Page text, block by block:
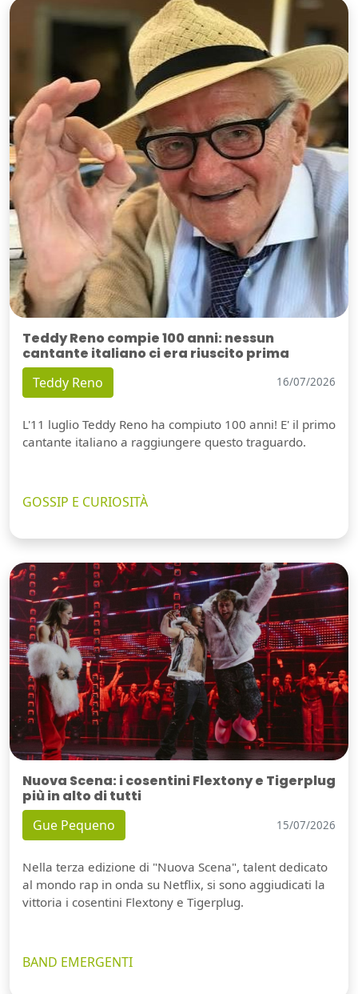
Teddy Reno compie 100 anni: nessun
cantante italiano ci era riuscito prima
Teddy Reno 16/07/2026
L'11 luglio Teddy Reno ha compiuto 100 anni! E' il primo
cantante italiano a raggiungere questo traguardo.
GOSSIP E CURIOSITÀ
Nuova Scena: i cosentini Flextony e Tigerplug
più in alto di tutti
Gue Pequeno 15/07/2026
Nella terza edizione di "Nuova Scena", talent dedicato
al mondo rap in onda su Netflix, si sono aggiudicati la
vittoria i cosentini Flextony e Tigerplug.
BAND EMERGENTI